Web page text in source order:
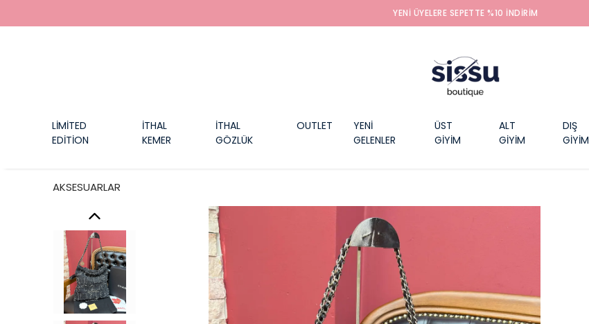
YENI ÜYELERE SEPETTE %10 INDIRIM
LİMİTED
EDİTİON
İTHAL
KEMER
İTHAL
GÖZLÜK
OUTLET
YENİ
GELENLER
ÜST
GİYİM
ALT
GİYİM
DIŞ
GİYİM
AKSESUARLAR